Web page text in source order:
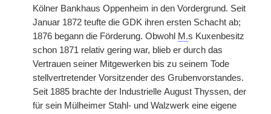
Kölner Bankhaus Oppenheim in den Vordergrund. Seit
Januar 1872 teufte die GDK ihren ersten Schacht ab;
1876 begann die Förderung. Obwohl M.s Kuxenbesitz
schon 1871 relativ gering war, blieb er durch das
Vertrauen seiner Mitgewerken bis zu seinem Tode
stellvertretender Vorsitzender des Grubenvorstandes.
Seit 1885 brachte der Industrielle August Thyssen, der
für sein Mülheimer Stahl- und Walzwerk eine eigene